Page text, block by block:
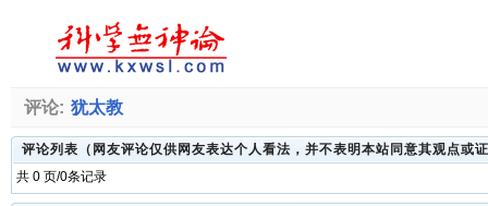
评论: 犹太教
评论列表（网友评论仅供网友表达个人看法，并不表明本站同意其观点或
共 0 页/0条记录